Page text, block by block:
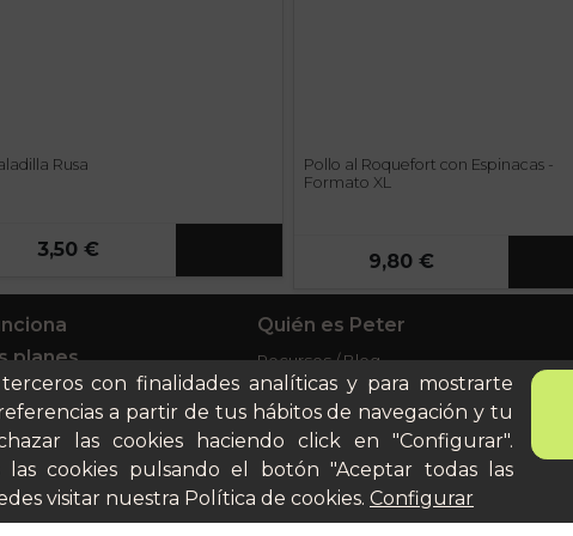
Rusa
3,50 €
Pollo al Roquefort con Espinacas -
Formato XL
9,80 €
con finalidades analíticas y para mostrarte
a partir de tus hábitos de navegación y tu
las cookies haciendo click en "Configurar".
cookies pulsando el botón "Aceptar todas las
visitar nuestra Política de cookies. Configurar
planes
éxito
Quién es Peter
Recursos / Blog
Cultura
Llámanos al 644 52 51 02
Escríbenos al Whatsapp
Escríbenos al correo
De lunes a viernes de 8:30 a
14:00